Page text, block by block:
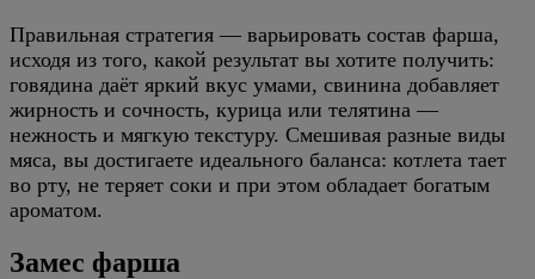
Правильная стратегия — варьировать состав фарша,
исходя из того, какой результат вы хотите получить:
говядина даёт яркий вкус умами, свинина добавляет
жирность и сочность, курица или телятина —
нежность и мягкую текстуру. Смешивая разные виды
мяса, вы достигаете идеального баланса: котлета тает
во рту, не теряет соки и при этом обладает богатым
ароматом.
Замес фарша